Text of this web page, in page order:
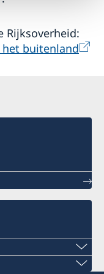
Rijksoverheid:
het buitenland